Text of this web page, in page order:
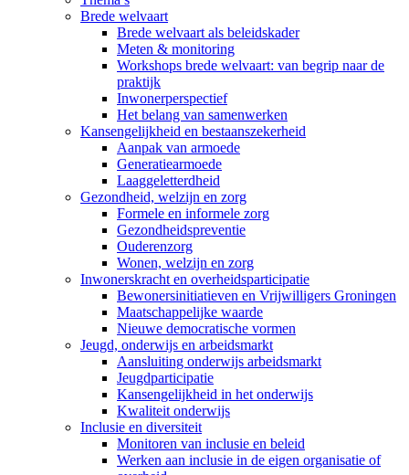
Brede welvaart
Brede welvaart als beleidskader
Meten & monitoring
Workshops brede welvaart: van begrip naar de
praktijk
Inwonerperspectief
Het belang van samenwerken
Kansengelijkheid en bestaanszekerheid
Aanpak van armoede
Generatiearmoede
Laaggeletterdheid
Gezondheid, welzijn en zorg
Formele en informele zorg
Gezondheidspreventie
Ouderenzorg
Wonen, welzijn en zorg
Inwonerskracht en overheidsparticipatie
Bewonersinitiatieven en Vrijwilligers Groningen
Maatschappelijke waarde
Nieuwe democratische vormen
Jeugd, onderwijs en arbeidsmarkt
Aansluiting onderwijs arbeidsmarkt
Jeugdparticipatie
Kansengelijkheid in het onderwijs
Kwaliteit onderwijs
Inclusie en diversiteit
Monitoren van inclusie en beleid
Werken aan inclusie in de eigen organisatie of